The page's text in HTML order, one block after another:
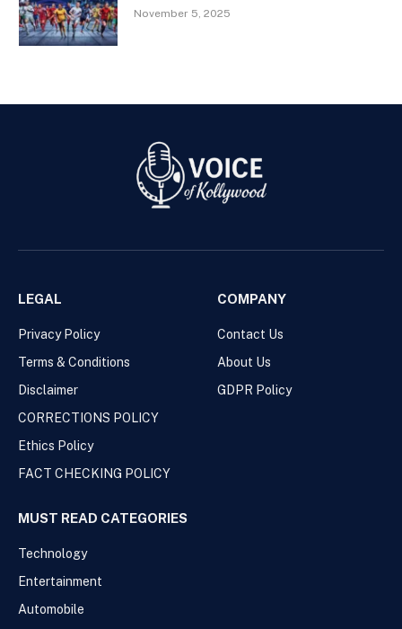
November 5, 2025
LEGAL
Privacy Policy
Terms & Conditions
Disclaimer
CORRECTIONS POLICY
Ethics Policy
FACT CHECKING POLICY
COMPANY
Contact Us
About Us
GDPR Policy
MUST READ CATEGORIES
Technology
Entertainment
Automobile